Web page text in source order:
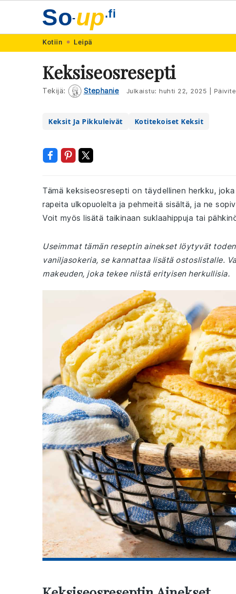
navigation
content
So-up.fi
Kotiin Leipä
Keksiseosresepti
Tekijä: Stephanie Julkaistu: huhti 22, 2025
Keksit Ja Pikkuleivät Kotitekoiset Keksit
Tämä keksiseosresepti on täydellinen herkku,
rapeita ulkopuolelta ja pehmeitä sisältä, ja ne
Voit myös lisätä taikinaan suklaahippuja tai
Useimmat tämän reseptin ainekset löytyvät
vaniljasokeria, se kannattaa lisätä ostoslistalle.
makeuden, joka tekee niistä erityisen herkullisia.